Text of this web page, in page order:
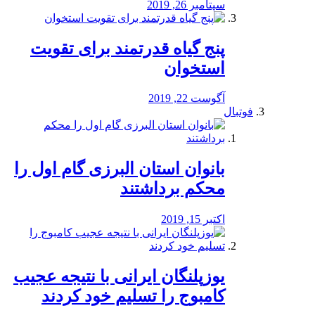
سپتامبر 26, 2019
پنج گیاه قدرتمند برای تقویت
استخوان
آگوست 22, 2019
فوتبال
بانوان استان البرزی گام اول را
محكم برداشتند
اکتبر 15, 2019
یوزپلنگان ایرانی با نتیجه عجیب
کامبوج را تسلیم خود کردند